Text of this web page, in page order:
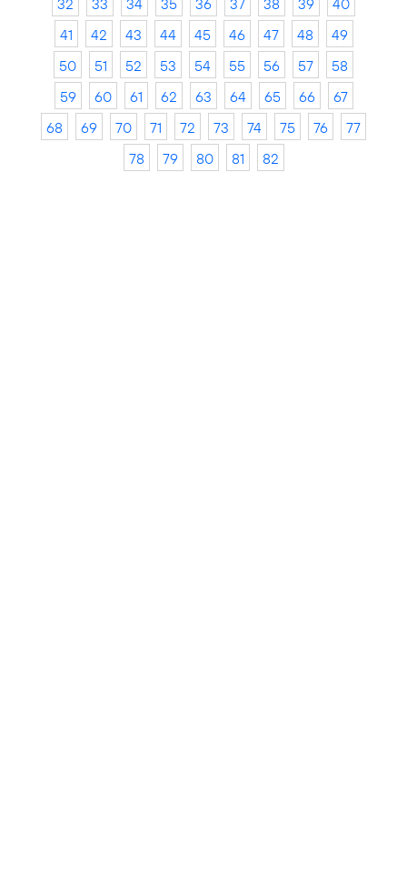
32
33 34 35 36 37 38 39
40
41
42 43 44 45 46 47 48
49
50
51 52 53 54 55 56 57
58
59
60 61 62 63 64 65 66
67
68
69 70 71 72 73 74 75 76
77
78
79 80 81 82